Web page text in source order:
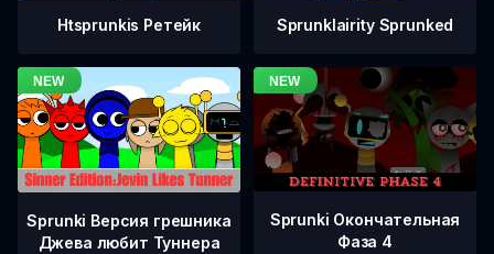
Htsprunkis Ретейк Sprunklairity Sprunked
Sprunki Версия грешника
Джева любит Туннера
Sprunki Окончательная
Фаза 4